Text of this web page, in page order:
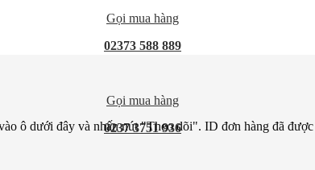
Gọi mua hàng
02373 588 889
Gọi mua hàng
0237 3751 936
ô dưới đây và nhấn nút "Theo dõi". ID đơn hàng đã